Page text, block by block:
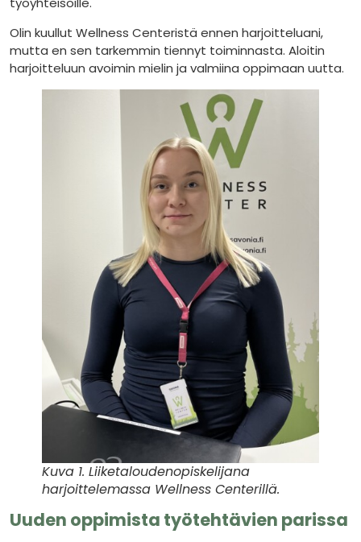
Olin kuullut Wellness Centeristä ennen harjoitteluani,
mutta en sen tarkemmin tiennyt toiminnasta. Aloitin
harjoitteluun avoimin mielin ja valmiina oppimaan uutta.
Kuva 1. Liiketaloudenopiskelijana
harjoittelemassa Wellness Centerillä.
Uuden oppimista työtehtävien parissa